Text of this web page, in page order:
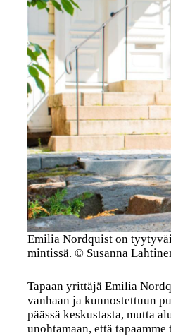
Emilia Nordquist on
mintissä. © Susanna
Tapaan yrittäjä Emilia
vanhaan ja kunnostettuun
päässä keskustasta, mutta
unohtamaan, että tapaamme